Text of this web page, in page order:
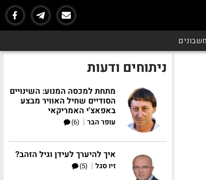
ניתוחים ודעות
מתחת למכסה המנוע: השינויים
הסודיים שחיל האוויר מבצע
באפאצ'י האמריקאי
עופר הבר |
(6)
איך להיערך לעידן וגיל הזהב?
זיו סגל |
(5)